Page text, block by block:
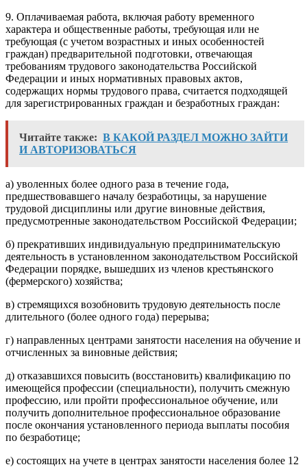
9. Оплачиваемая работа, включая работу временного
характера и общественные работы, требующая или не
требующая (с учетом возрастных и иных особенностей
граждан) предварительной подготовки, отвечающая
требованиям трудового законодательства Российской
Федерации и иных нормативных правовых актов,
содержащих нормы трудового права, считается подходящей
для зарегистрированных граждан и безработных граждан:
Читайте также: В КАКОЙ РАЗДЕЛ МОЖНО ЗАЙТИ
И АВТОРИЗОВАТЬСЯ
а) уволенных более одного раза в течение года,
предшествовавшего началу безработицы, за нарушение
трудовой дисциплины или другие виновные действия,
предусмотренные законодательством Российской Федерации;
б) прекративших индивидуальную предпринимательскую
деятельность в установленном законодательством Российской
Федерации порядке, вышедших из членов крестьянского
(фермерского) хозяйства;
в) стремящихся возобновить трудовую деятельность после
длительного (более одного года) перерыва;
г) направленных центрами занятости населения на обучение и
отчисленных за виновные действия;
д) отказавшихся повысить (восстановить) квалификацию по
имеющейся профессии (специальности), получить смежную
профессию, или пройти профессиональное обучение, или
получить дополнительное профессиональное образование
после окончания установленного периода выплаты пособия
по безработице;
е) состоящих на учете в центрах занятости населения более 12